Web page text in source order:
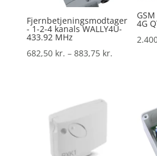
Fjernbetjeningsmodtager
- 1-2-4 kanals WALLY4U-
433.92 MHz
682,50 kr. – 883,75 kr.Prisinterval:
4G